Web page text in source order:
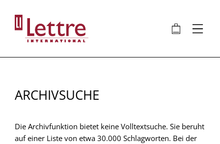
Inhalt
🛍 ⋮
ARCHIVSUCHE
Die Archivfunktion bietet keine Volltextsuche. Sie beruht
auf einer Liste von etwa 30.000 Schlagworten. Bei der